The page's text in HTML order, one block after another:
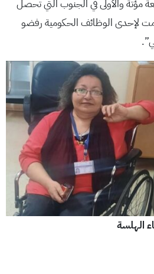
مؤتة والأولى في الجنوب التي تحصل
لإحدى الوظائف الحكومية رفضو
الهلسة